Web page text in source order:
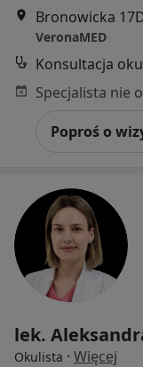
Bronowicka
VeronaMED
Konsultacja
Poproś o
lek.
Okulista · Więcej